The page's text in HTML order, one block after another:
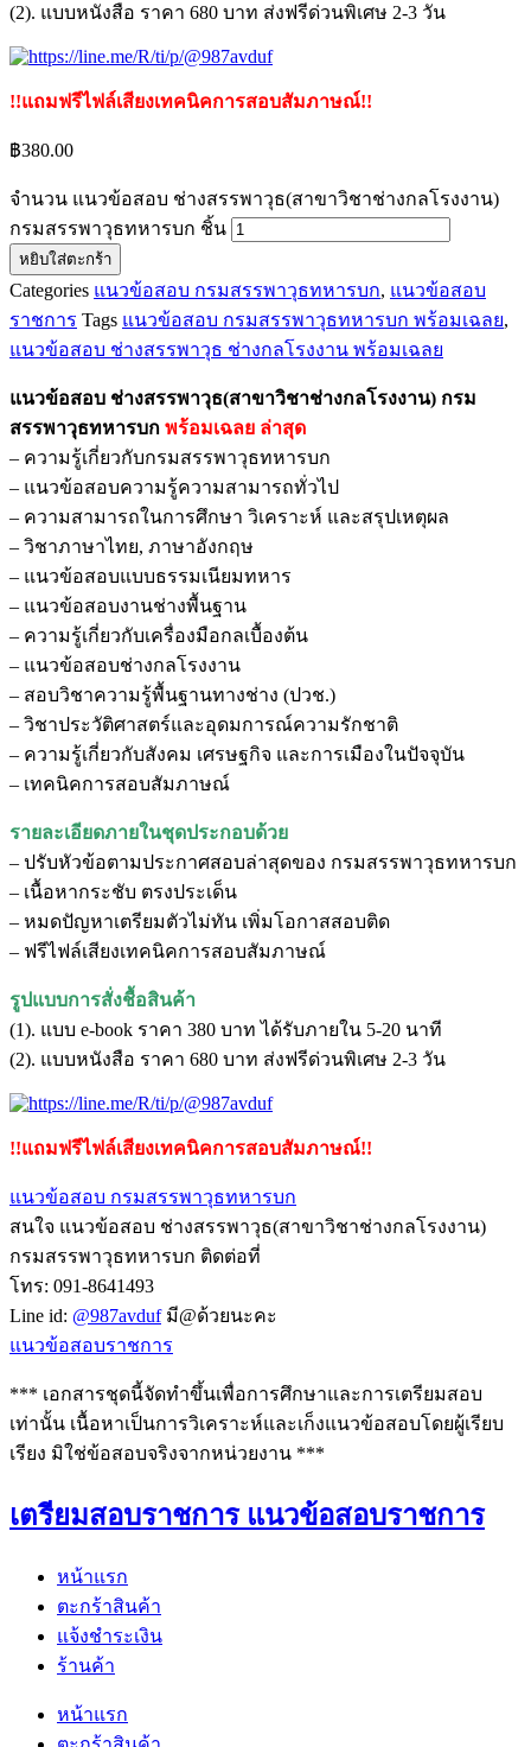
(2). แบบหนังสือ ราคา 680 บาท ส่งฟรีด่วนพิเศษ 2-3 วัน
!!แถมฟรีไฟล์เสียงเทคนิคการสอบสัมภาษณ์!!
฿380.00
จำนวน แนวข้อสอบ ช่างสรรพาวุธ(สาขาวิชาช่างกลโรงงาน)
กรมสรรพาวุธทหารบก ชิ้น
หยิบใส่ตะกร้า
Categories แนวข้อสอบ กรมสรรพาวุธทหารบก, แนวข้อสอบ
ราชการ Tags แนวข้อสอบ กรมสรรพาวุธทหารบก พร้อมเฉลย,
แนวข้อสอบ ช่างสรรพาวุธ ช่างกลโรงงาน พร้อมเฉลย
แนวข้อสอบ ช่างสรรพาวุธ(สาขาวิชาช่างกลโรงงาน) กรม
สรรพาวุธทหารบก พร้อมเฉลย ล่าสุด
– ความรู้เกี่ยวกับกรมสรรพาวุธทหารบก
– แนวข้อสอบความรู้ความสามารถทั่วไป
– ความสามารถในการศึกษา วิเคราะห์ และสรุปเหตุผล
– วิชาภาษาไทย, ภาษาอังกฤษ
– แนวข้อสอบแบบธรรมเนียมทหาร
– แนวข้อสอบงานช่างพื้นฐาน
– ความรู้เกี่ยวกับเครื่องมือกลเบื้องต้น
– แนวข้อสอบช่างกลโรงงาน
– สอบวิชาความรู้พื้นฐานทางช่าง (ปวช.)
– วิชาประวัติศาสตร์และอุดมการณ์ความรักชาติ
– ความรู้เกี่ยวกับสังคม เศรษฐกิจ และการเมืองในปัจจุบัน
– เทคนิคการสอบสัมภาษณ์
รายละเอียดภายในชุดประกอบด้วย
– ปรับหัวข้อตามประกาศสอบล่าสุดของ กรมสรรพาวุธทหารบก
– เนื้อหากระชับ ตรงประเด็น
– หมดปัญหาเตรียมตัวไม่ทัน เพิ่มโอกาสสอบติด
– ฟรีไฟล์เสียงเทคนิคการสอบสัมภาษณ์
รูปแบบการสั่งชื้อสินค้า
(1). แบบ e-book ราคา 380 บาท ได้รับภายใน 5-20 นาที
(2). แบบหนังสือ ราคา 680 บาท ส่งฟรีด่วนพิเศษ 2-3 วัน
!!แถมฟรีไฟล์เสียงเทคนิคการสอบสัมภาษณ์!!
แนวข้อสอบ กรมสรรพาวุธทหารบก
สนใจ แนวข้อสอบ ช่างสรรพาวุธ(สาขาวิชาช่างกลโรงงาน)
กรมสรรพาวุธทหารบก ติดต่อที่
โทร: 091-8641493
Line id: @987avdufมี@ด้วยนะคะ
แนวข้อสอบราชการ
*** เอกสารชุดนี้จัดทำขึ้นเพื่อการศึกษาและการเตรียมสอบ
เท่านั้น เนื้อหาเป็นการวิเคราะห์และเก็งแนวข้อสอบโดยผู้เรียบ
เรียง มิใช่ข้อสอบจริงจากหน่วยงาน ***
เตรียมสอบราชการ แนวข้อสอบราชการ
หน้าแรก
ตะกร้าสินค้า
แจ้งชำระเงิน
ร้านค้า
หน้าแรก